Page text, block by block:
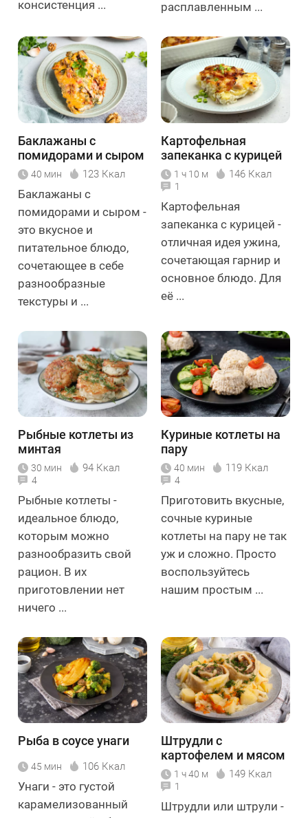
консистенция ...
расплавленным ...
Баклажаны с
помидорами и сыром
40 мин 123 Ккал
Баклажаны с
помидорами и сыром -
это вкусное и
питательное блюдо,
сочетающее в себе
разнообразные
текстуры и ...
Картофельная
запеканка с курицей
1 ч 10 м 146 Ккал
1
Картофельная
запеканка с курицей -
отличная идея ужина,
сочетающая гарнир и
основное блюдо. Для
её ...
Рыбные котлеты из
минтая
30 мин 94 Ккал
4
Рыбные котлеты -
идеальное блюдо,
которым можно
разнообразить свой
рацион. В их
приготовлении нет
ничего ...
Куриные котлеты на
пару
40 мин 119 Ккал
4
Приготовить вкусные,
сочные куриные
котлеты на пару не так
уж и сложно. Просто
воспользуйтесь
нашим простым ...
Рыба в соусе унаги
45 мин 106 Ккал
Унаги - это густой
карамелизованный
Штрудли с
картофелем и мясом
1 ч 40 м 149 Ккал
1
Штрудли или штрули -